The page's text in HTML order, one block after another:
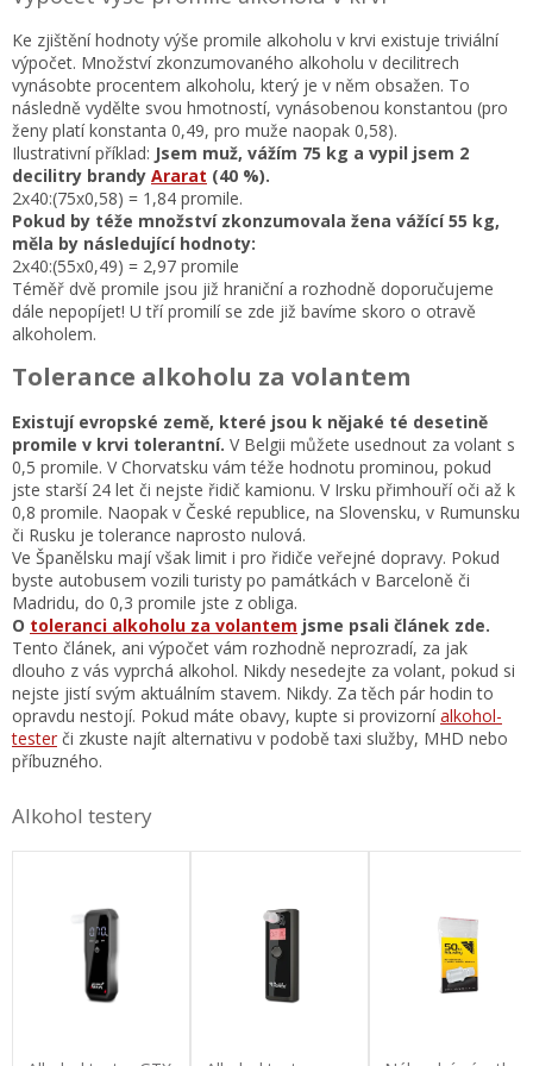
Ke zjištění hodnoty výše promile alkoholu v krvi existuje triviální
výpočet. Množství zkonzumovaného alkoholu v decilitrech
vynásobte procentem alkoholu, který je v něm obsažen. To
následně vydělte svou hmotností, vynásobenou konstantou (pro
ženy platí konstanta 0,49, pro muže naopak 0,58).
Ilustrativní příklad: Jsem muž, vážím 75 kg a vypil jsem 2
decilitry brandy Ararat (40 %).
2x40:(75x0,58) = 1,84 promile.
Pokud by téže množství zkonzumovala žena vážící 55 kg,
měla by následující hodnoty:
2x40:(55x0,49) = 2,97 promile
Téměř dvě promile jsou již hraniční a rozhodně doporučujeme
dále nepopíjet! U tří promilí se zde již bavíme skoro o otravě
alkoholem.
Tolerance alkoholu za volantem
Existují evropské země, které jsou k nějaké té desetině
promile v krvi tolerantní. V Belgii můžete usednout za volant s
0,5 promile. V Chorvatsku vám téže hodnotu prominou, pokud
jste starší 24 let či nejste řidič kamionu. V Irsku přimhouří oči až k
0,8 promile. Naopak v České republice, na Slovensku, v Rumunsku
či Rusku je tolerance naprosto nulová.
Ve Španělsku mají však limit i pro řidiče veřejné dopravy. Pokud
byste autobusem vozili turisty po památkách v Barceloně či
Madridu, do 0,3 promile jste z obliga.
O toleranci alkoholu za volantem jsme psali článek zde.
Tento článek, ani výpočet vám rozhodně neprozradí, za jak
dlouho z vás vyprchá alkohol. Nikdy nesedejte za volant, pokud si
nejste jistí svým aktuálním stavem. Nikdy. Za těch pár hodin to
opravdu nestojí. Pokud máte obavy, kupte si provizorníalkohol-
tester či zkuste najít alternativu v podobě taxi služby, MHD nebo
příbuzného.
Alkohol testery